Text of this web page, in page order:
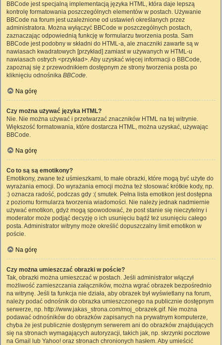
BBCode jest specjalną implementacją języka HTML, która daje lepszą
kontrolę formatowania poszczególnych elementów w postach. Używanie
BBCode na forum jest uzależnione od ustawień określanych przez
administratora. Można wyłączyć BBCode w poszczególnych postach,
zaznaczając odpowiednią funkcję w formularzu tworzenia posta. Sam
BBCode jest podobny w składni do HTML-a, ale znaczniki zawarte są w
nawiasach kwadratowych [przykład] zamiast w używanych w HTML-u
nawiasach ostrych <przykład>. Aby uzyskać więcej informacji o BBCode,
zapoznaj się z przewodnikiem dostępnym ze strony tworzenia posta po
kliknięciu odnośnika BBCode.
Na górę
Czy można używać języka HTML?
Nie. Nie można używać i przetwarzać znaczników HTML na tej witrynie.
Większość formatowania, które dostarcza HTML, można uzyskać, używając
BBCode.
Na górę
Co to są są emotikony?
Emotikony, zwane też uśmieszkami, to małe obrazki, które mogą być użyte do
wyrażania emocji. Do wyrażania emocji można też stosować krótkie kody, np.
:) oznacza radość, podczas gdy :( smutek. Pełna lista emotikon jest dostępna
z poziomu formularza tworzenia wiadomości. Nie należy jednak nadmiernie
używać emotikon, gdyż mogą spowodować, że post stanie się nieczytelny i
moderator może podjąć decyzję o ich usunięciu bądź też usunięciu całego
posta. Administrator witryny może określić dopuszczalny limit emotikon w
poście.
Na górę
Czy można umieszczać obrazki w poście?
Tak, obrazki można umieszczać w postach. Jeśli administrator włączył
możliwość zamieszczania załączników, można wgrać obrazek bezpośrednio
na witrynę. Jeśli ta funkcja nie działa, aby obrazek był wyświetlany na forum,
należy podać odnośnik do obrazka umieszczonego na publicznie dostępnym
serwerze, np. http://www.jakas_strona.com/moj_obrazek.gif. Nie można
podawać odnośników do obrazków zapisanych na prywatnym komputerze,
chyba że jest publicznie dostępnym serwerem ani do obrazków znajdujących
się na stronach wymagających autoryzacji, takich jak, np. skrzynki pocztowe
na Gmail lub Yahoo! oraz stronach chronionych hasłem. Aby umieścić